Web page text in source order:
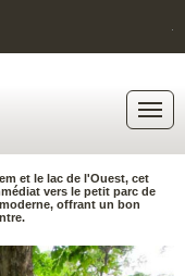
et le lac de l'Ouest, cet
vers le petit parc de
offrant un bon